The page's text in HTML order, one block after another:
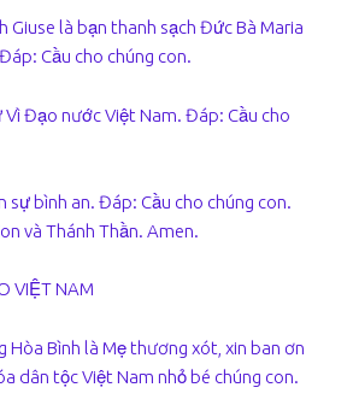
Giuse là bạn thanh sạch Đức Bà Maria
Cầu cho chúng con.
Vì Đạo nước Việt Nam. Đáp: Cầu cho
sự bình an. Đáp: Cầu cho chúng con.
và Thánh Thần. Amen.
VIỆT NAM
Hòa Bình là Mẹ thương xót, xin ban ơn
dân tộc Việt Nam nhỏ bé chúng con.